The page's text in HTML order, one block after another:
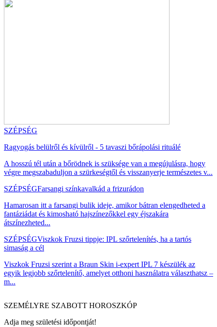
SZÉPSÉG
Ragyogás belülről és kívülről - 5 tavaszi bőrápolási rituálé
A hosszú tél után a bőrödnek is szüksége van a megújulásra, hogy
végre megszabaduljon a szürkeségtől és visszanyerje természetes v...
SZÉPSÉGFarsangi színkavalkád a frizurádon
Hamarosan itt a farsangi bulik ideje, amikor bátran elengedheted a
fantáziádat és kimosható hajszínezőkkel egy éjszakára
átszínezheted...
SZÉPSÉGViszkok Fruzsi tippje: IPL szőrtelenítés, ha a tartós
simaság a cél
Viszkok Fruzsi szerint a Braun Skin i-expert IPL 7 készülék az
egyik legjobb szőrtelenítő, amelyet otthoni használatra választhatsz –
m...
SZEMÉLYRE SZABOTT HOROSZKÓP
Adja meg születési időpontját!